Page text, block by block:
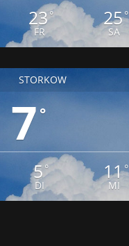
23°
FR
25°
SA
STORKOW
7°
5°
DI
11°
MI